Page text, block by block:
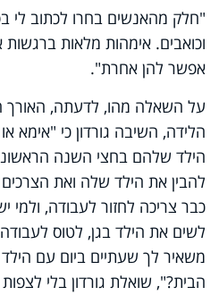
"חלק מהאנשים בחרו לכתוב לי
וכואבים. אימהות מלאות
אפשר להן אחרת".
על השאלה מהו, לדעתה, האורך
הלידה, השיבה גורדון כי "אימא
הילד שלהם בחצי השנה
להבין את הילד שלה ואת
כבר צריכה לחזור לעבודה, ולמי
לשים את הילד בגן, לטוס לעבודה
משאיר לך שעתיים ביום עם
הבית?", שואלת גורדון בלי